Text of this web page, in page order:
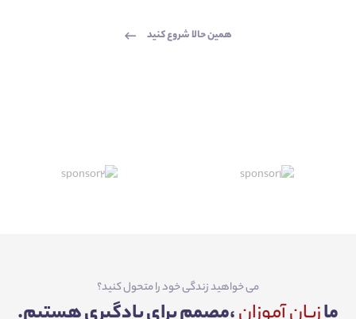
همین حالا شروع کنید
می خواهید زندگی خود را متحول کنید؟